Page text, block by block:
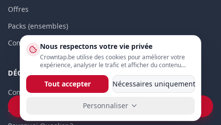
Offres
Packs (ensembles)
Comparer les packs
DÉCOUVRIR
Comment fonctionne un Quooker?
Robinet eau bouillanteVraag prijs op WhatsApp
Nous respectons votre vie privée
Crowntap.be utilise des cookies pour améliorer votre
expérience, analyser le trafic et afficher du contenu
dessous.
Tout accepter Nécessaires uniquement
Personnaliser